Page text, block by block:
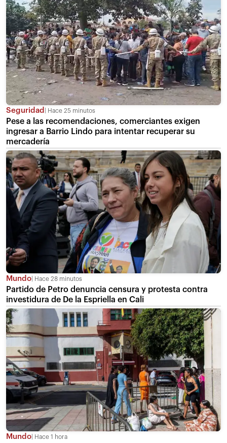
Seguridad Hace 25 minutos
Pese a las recomendaciones, comerciantes exigen
ingresar a Barrio Lindo para intentar recuperar su
mercadería
Mundo Hace 28 minutos
Partido de Petro denuncia censura y protesta contra
investidura de De la Espriella en Cali
Mundo Hace 1 hora